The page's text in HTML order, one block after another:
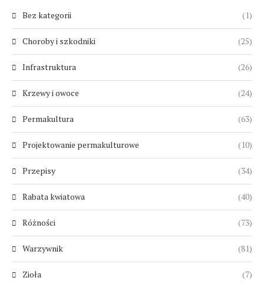
Bez kategorii (1)
Choroby i szkodniki (25)
Infrastruktura (26)
Krzewy i owoce (24)
Permakultura (63)
Projektowanie permakulturowe (10)
Przepisy (34)
Rabata kwiatowa (40)
Różności (73)
Warzywnik (81)
Zioła (7)